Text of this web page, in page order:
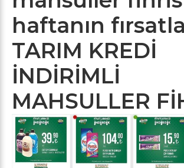
haftanın
TARIM KREDİ
İNDİRİMLİ
MAHSULLER